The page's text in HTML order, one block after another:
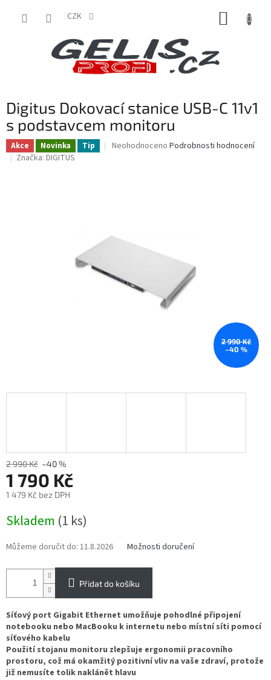
CZK
Digitus Dokovací stanice USB-C 11v1
s podstavcem monitoru
Akce Novinka Tip
Průměrné
Neohodnoceno Podrobnosti hodnocení
Značka: DIGITUS
2 990 Kč
–40 %
2 990 Kč –40 %
1 790 Kč
1 479 Kč bez DPH
cena:
Skladem (1 ks)
Můžeme doručit do: 11.8.2026 Možnosti doručení
Přidat do košíku
Síťový port Gigabit Ethernet umožňuje pohodlné připojení
notebooku nebo MacBooku k internetu nebo místní síti pomocí
síťového kabelu
Použití stojanu monitoru zlepšuje ergonomii pracovního
prostoru, což má okamžitý pozitivní vliv na vaše zdraví, protože
již nemusíte tolik naklánět hlavu